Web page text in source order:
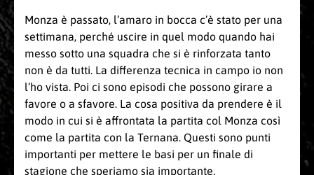
Monza è passato, l’amaro in bocca c’è stato per una
settimana, perché uscire in quel modo quando hai
messo sotto una squadra che si è rinforzata tanto
non è da tutti. La differenza tecnica in campo io non
l’ho vista. Poi ci sono episodi che possono girare a
favore o a sfavore. La cosa positiva da prendere è il
modo in cui si è affrontata la partita col Monza così
come la partita con la Ternana. Questi sono punti
importanti per mettere le basi per un finale di
stagione che speriamo sia importante.